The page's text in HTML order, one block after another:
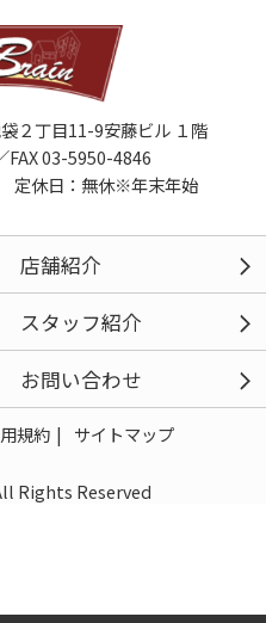
２丁目11-9安藤ビル １階
03-5950-4846
定休日：無休※年末年始
店舗紹介
スタッフ紹介
お問い合わせ
規約 サイトマップ
Rights Reserved